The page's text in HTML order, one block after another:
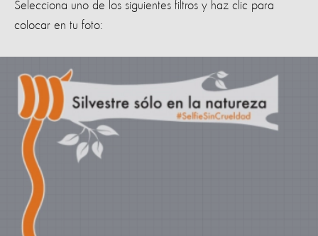
Selecciona uno de los siguientes filtros y haz clic para
colocar en tu foto: